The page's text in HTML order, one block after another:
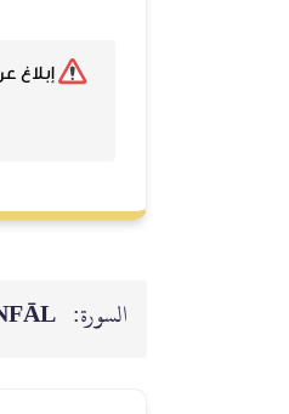
السورة: